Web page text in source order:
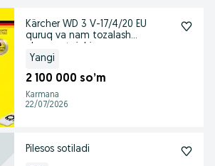
Kärcher WD 3 V-17/4/20 EU
quruq va nam tozalash
Yangi
2 100 000 so’m
Karmana
22/07/2026
Pilesos sotiladi